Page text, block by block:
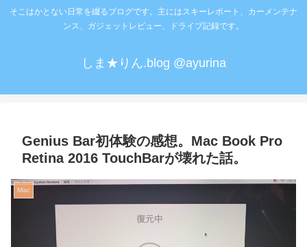
そこはかとない日常を綴るブログです。主にはスキーレポート、カーメンテナ
ンス、ガジェットレビュー、ドライブ記録です。
しま★りん.blog @ayurina
Genius Bar初体験の感想。Mac Book Pro
Retina 2016 TouchBarが壊れた話。
Mac